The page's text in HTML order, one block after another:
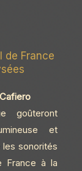
de France
goûteront
et
sonorités
France à la